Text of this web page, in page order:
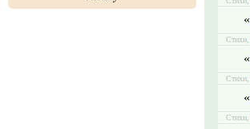
«
Стихи,
«
Стихи,
«
Стихи,